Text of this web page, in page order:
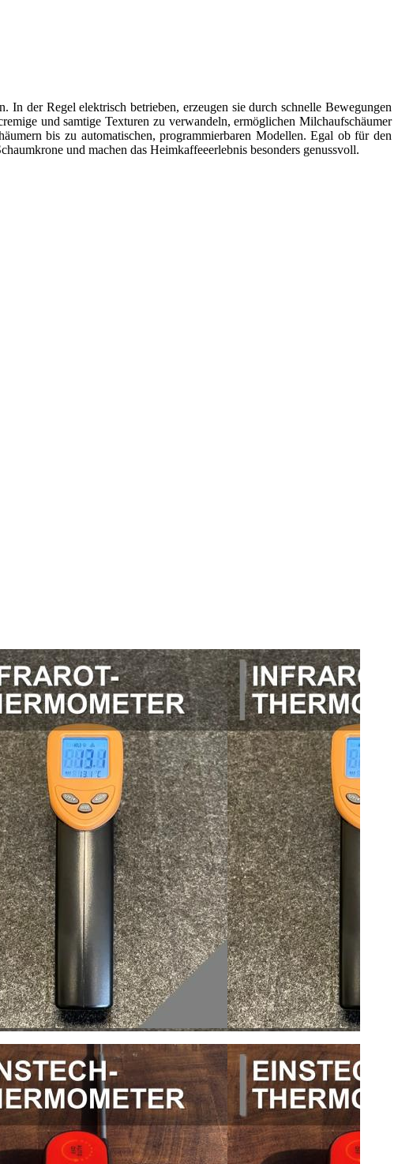
der Regel elektrisch betrieben, erzeugen sie durch schnelle Bewegungen
und samtige Texturen zu verwandeln, ermöglichen Milchaufschäumer
bis zu automatischen, programmierbaren Modellen. Egal ob für den
und machen das Heimkaffeeerlebnis besonders genussvoll.